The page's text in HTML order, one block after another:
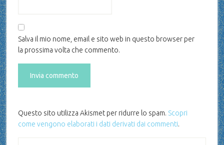
Salva il mio nome, email e sito web in questo browser per
la prossima volta che commento.
Questo sito utilizza Akismet per ridurre lo spam. Scopri
come vengono elaborati i dati derivati dai commenti.